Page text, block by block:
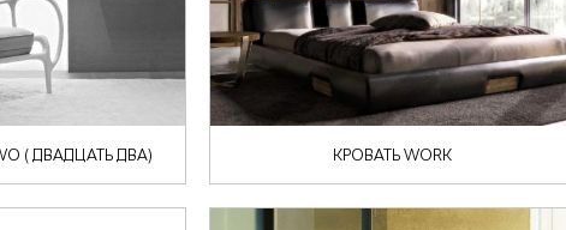
( ДВАДЦАТЬ ДВА) КРОВАТЬ WORK